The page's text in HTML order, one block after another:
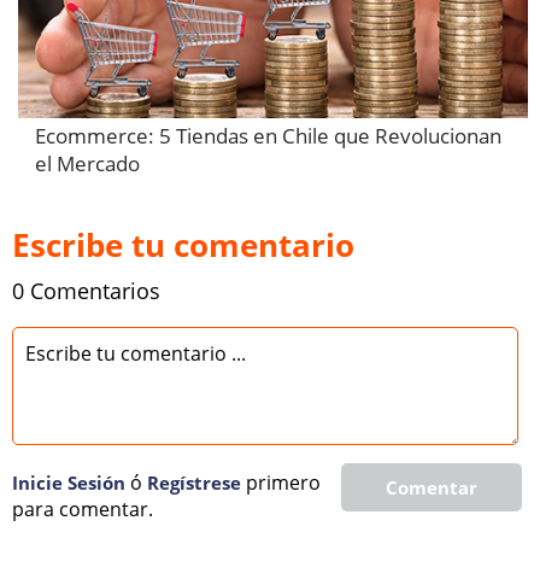
Ecommerce: 5 Tiendas en Chile que Revolucionan
el Mercado
Escribe tu comentario
0 Comentarios
Comentar
Inicie Sesión ó Regí­strese primero
para comentar.